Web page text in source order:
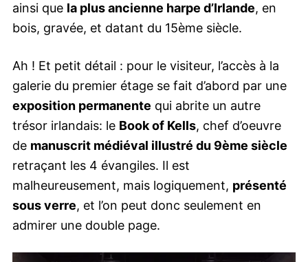
ainsi que la plus ancienne harpe d’Irlande, en
bois, gravée, et datant du 15ème siècle.
Ah ! Et petit détail : pour le visiteur, l’accès à la
galerie du premier étage se fait d’abord par une
exposition permanente qui abrite un autre
trésor irlandais: le Book of Kells, chef d’oeuvre
de manuscrit médiéval illustré du 9ème siècle
retraçant les 4 évangiles. Il est
malheureusement, mais logiquement, présenté
sous verre, et l’on peut donc seulement en
admirer une double page.